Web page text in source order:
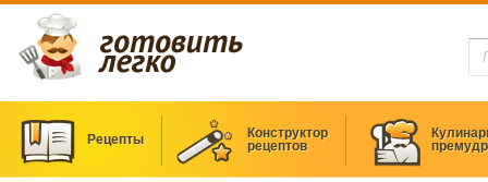
Рецепты
Конструктор
рецептов